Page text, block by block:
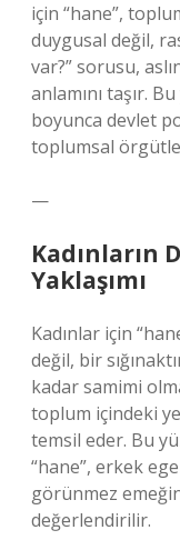
için “hane”,
duygusal değil,
var?” sorusu,
anlamını taşır.
boyunca devlet
toplumsal
—
Kadınların
Yaklaşımı
Kadınlar için
değil, bir
kadar samimi
toplum içindeki
temsil eder. Bu
“hane”, erkek
görünmez
değerlendirilir.